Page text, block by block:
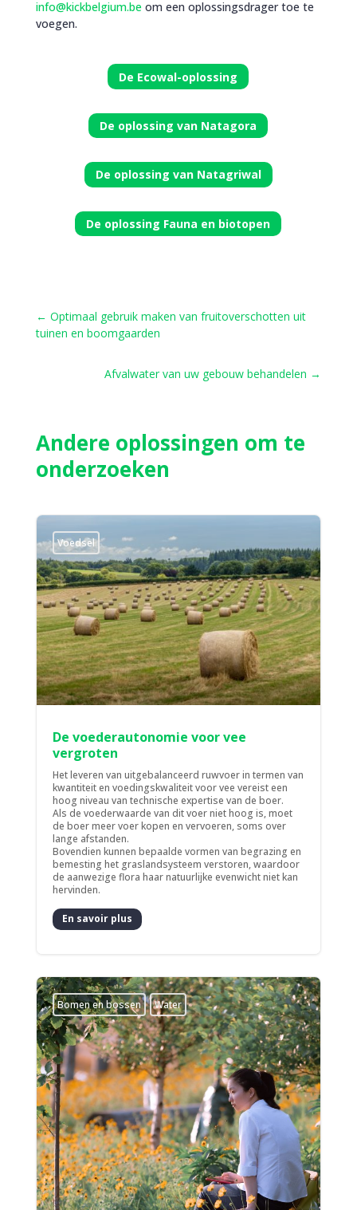
info@kickbelgium.beom een oplossingsdrager toe te
voegen.
De Ecowal-oplossing
De oplossing van Natagora
De oplossing van Natagriwal
De oplossing Fauna en biotopen
← Optimaal gebruik maken van fruitoverschotten uit
tuinen en boomgaarden
Afvalwater van uw gebouw behandelen →
Andere oplossingen om te
onderzoeken
Voedsel
De voederautonomie voor vee
vergroten
Het leveren van uitgebalanceerd ruwvoer in termen van
kwantiteit en voedingskwaliteit voor vee vereist een
hoog niveau van technische expertise van de boer.
Als de voederwaarde van dit voer niet hoog is, moet
de boer meer voer kopen en vervoeren, soms over
lange afstanden.
Bovendien kunnen bepaalde vormen van begrazing en
bemesting het graslandsysteem verstoren, waardoor
de aanwezige flora haar natuurlijke evenwicht niet kan
hervinden.
En savoir plus
Bomen en bossen Water